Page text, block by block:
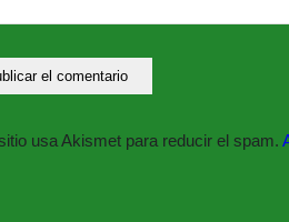
usa Akismet para reducir el spam.